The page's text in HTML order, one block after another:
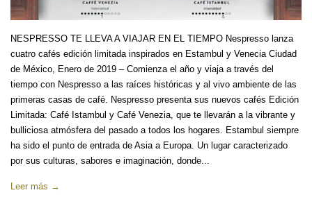
NESPRESSO TE LLEVA A VIAJAR EN EL TIEMPO Nespresso lanza
cuatro cafés edición limitada inspirados en Estambul y Venecia Ciudad
de México, Enero de 2019 – Comienza el año y viaja a través del
tiempo con Nespresso a las raíces históricas y al vivo ambiente de las
primeras casas de café. Nespresso presenta sus nuevos cafés Edición
Limitada: Café Istambul y Café Venezia, que te llevarán a la vibrante y
bulliciosa atmósfera del pasado a todos los hogares. Estambul siempre
ha sido el punto de entrada de Asia a Europa. Un lugar caracterizado
por sus culturas, sabores e imaginación, donde...
Leer más →